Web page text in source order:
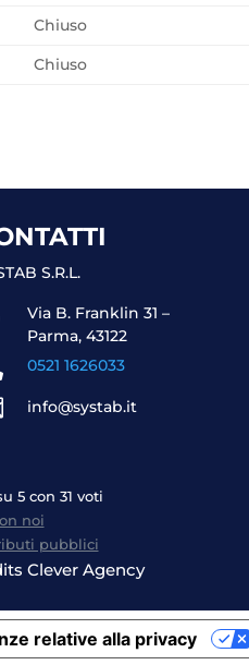
Chiuso
Chiuso
S.R.L.
Via B. Franklin 31 –
Parma, 43122
0521 1626033
info@systab.it
5 con 31 voti
noi
pubblici
Clever Agency
relative alla privacy